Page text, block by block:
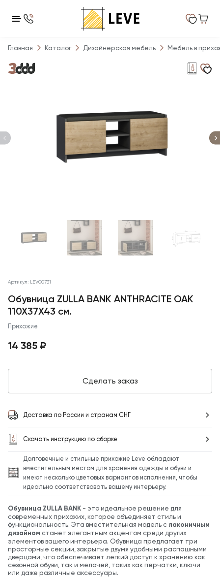
Главная Каталог Дизайнерская мебель Мебель в
Артикул: LEV00731
Обувница ZULLA BANK ANTHRACITE OAK
110X37X43 см.
Прихожие
14 385 ₽
Сделать заказ
Доставка по России и странам СНГ
Скачать инструкцию по сборке
Долговечные и стильные прихожие Leve обладают
вместительным местом для хранения одежды и обуви и
имеют несколько цветовых вариантов исполнения, чтобы
идеально соответствовать вашему интерьеру.
Обувница ZULLA BANK - это идеальное решение для
современных прихожих, которое объединяет стиль и
функциональность. Эта вместительная модель с лаконичным
дизайном станет элегантным акцентом среди других
элементов вашего интерьера. Обувница предлагает три
просторные секции, закрытые двумя удобными распашными
дверцами, что обеспечивает легкий доступ к хранению как
сезонной обуви, так и мелочей, таких как перчатки, ключи
или даже различные аксессуары.